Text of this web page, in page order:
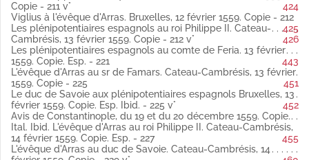
Fol. 153 Le roi Philippe II au sr d'Helfaut. 13 janvier 1559 latin
Copie (Publié par Weiss).
Fol. 153 vo Les plénipotentiaires français à la duchesse
douairière de Lorraine et de Milan. Paris, 17 janvier 1559 latin
Copie (Publié par Weiss).
Fol. 154 vo Le connétable de Montmorency au sr de Famars,
gouverneur de Cambrai. Paris, 17 janvier 1559 latin
Copie.
Fol. 155 Le capitaine de la citadelle de Cambrai au duc de
Savoie. Cambrai, 18 janvier 1559 latin
Copie (Publié par Weiss).
Fol. 155 vo Le duc de Savoie au sr de Famars. Bruxelles, 20
janvier 1559 latin
Copie.
Copie - 211 v°
424
Viglius à l'évêque d'Arras. Bruxelles, 12 février 1559. Copie - 212
425
Les plénipotentiaires espagnols au roi Philippe II. Cateau-
Cambrésis, 13 février 1559. Copie - 212 v°
426
Les plénipotentiaires espagnols au comte de Feria. 13 février
1559. Copie. Esp. - 221
443
L'évêque d'Arras au sr de Famars. Cateau-Cambrésis, 13 février
1559. Copie - 225
451
Le duc de Savoie aux plénipotentiaires espagnols Bruxelles, 13
février 1559. Copie. Esp. Ibid. - 225 v°
452
Avis de Constantinople, du 19 et du 20 décembre 1559. Copie.
Ital. Ibid. L'évêque d'Arras au roi Philippe II. Cateau-Cambrésis,
14 février 1559. Copie. Esp. - 227
455
L'évêque d'Arras au duc de Savoie. Cateau-Cambrésis, 14